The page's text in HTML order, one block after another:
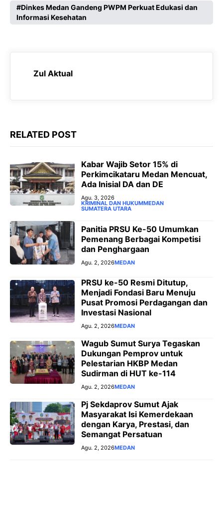
c
e
o
a
t
A
p
l
e
r
a
s
s
n
r
Dinkes Medan Gandeng PWPM Perkuat Edukasi dan
Informasi Kesehatan
Zul Aktual
RELATED POST
‎Kabar Wajib Setor 15% di
Perkimcikataru Medan Mencuat,
Ada Inisial DA dan DE
Agu. 3, 2026
KRIMINAL DAN HUKUMMEDAN
SUMATERA UTARA
Panitia PRSU Ke-50 Umumkan
Pemenang Berbagai Kompetisi
dan Penghargaan
Agu. 2, 2026MEDAN
PRSU ke-50 Resmi Ditutup,
Menjadi Fondasi Baru Menuju
Pusat Promosi Perdagangan dan
Investasi Nasional
Agu. 2, 2026MEDAN
Wagub Sumut Surya Tegaskan
Dukungan Pemprov untuk
Pelestarian HKBP Medan
Sudirman di HUT ke-114
Agu. 2, 2026MEDAN
Pj Sekdaprov Sumut Ajak
Masyarakat Isi Kemerdekaan
dengan Karya, Prestasi, dan
Semangat Persatuan
Agu. 2, 2026MEDAN